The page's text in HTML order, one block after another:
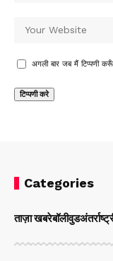
अगली बार जब मैं टिप्पणी
Categories
ताज़ा खबरेबॉलीवुड